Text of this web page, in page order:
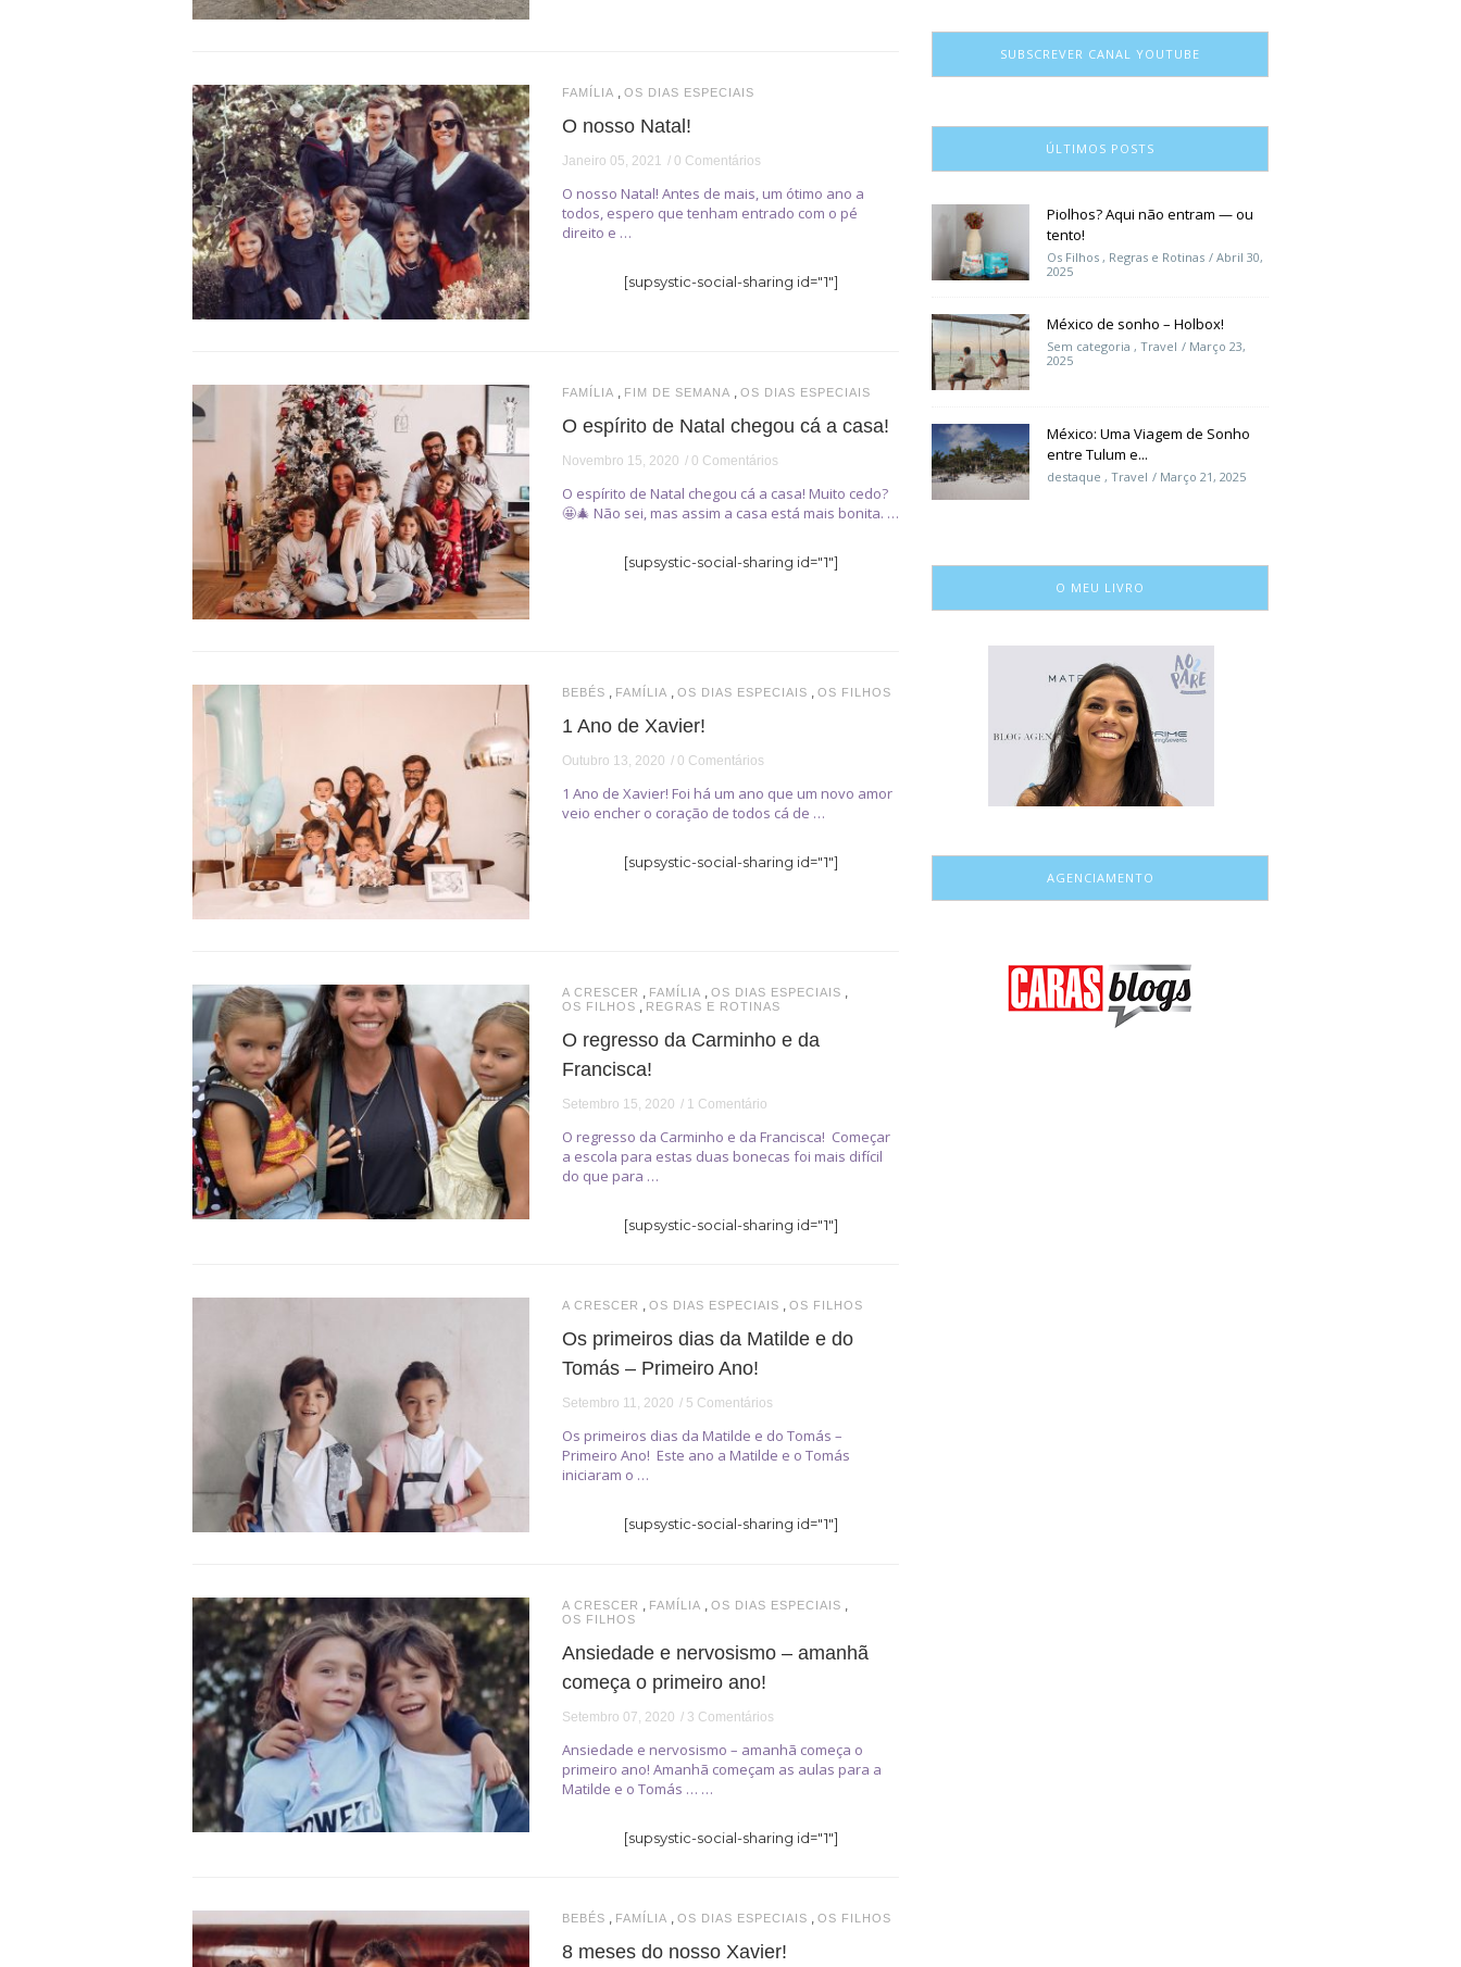
FAMÍLIA OS DIAS ESPECIAIS
O nosso Natal!
Janeiro 05, 2021 0 Comentários
O nosso Natal! Antes de mais, um ótimo ano a
todos, espero que tenham entrado com o pé
direito e …
[supsystic-social-sharing id="1"]
FAMÍLIA FIM DE SEMANA OS DIAS ESPECIAIS
O espírito de Natal chegou cá a casa!
Novembro 15, 2020 0 Comentários
O espírito de Natal chegou cá a casa! Muito cedo?
🤩🎄 Não sei, mas assim a casa está mais bonita. …
[supsystic-social-sharing id="1"]
BEBÉS FAMÍLIA OS DIAS ESPECIAIS OS FILHOS
1 Ano de Xavier!
Outubro 13, 2020 0 Comentários
1 Ano de Xavier! Foi há um ano que um novo amor
veio encher o coração de todos cá de …
[supsystic-social-sharing id="1"]
A CRESCER FAMÍLIA OS DIAS ESPECIAIS
OS FILHOS REGRAS E ROTINAS
O regresso da Carminho e da
Francisca!
Setembro 15, 2020 1 Comentário
O regresso da Carminho e da Francisca! Começar
a escola para estas duas bonecas foi mais difícil
do que para …
[supsystic-social-sharing id="1"]
A CRESCER OS DIAS ESPECIAIS OS FILHOS
Os primeiros dias da Matilde e do
Tomás – Primeiro Ano!
Setembro 11, 2020 5 Comentários
Os primeiros dias da Matilde e do Tomás –
Primeiro Ano! Este ano a Matilde e o Tomás
iniciaram o …
[supsystic-social-sharing id="1"]
A CRESCER FAMÍLIA OS DIAS ESPECIAIS
OS FILHOS
Ansiedade e nervosismo – amanhã
começa o primeiro ano!
Setembro 07, 2020 3 Comentários
Ansiedade e nervosismo – amanhã começa o
primeiro ano! Amanhã começam as aulas para a
Matilde e o Tomás … …
[supsystic-social-sharing id="1"]
BEBÉS FAMÍLIA OS DIAS ESPECIAIS OS FILHOS
8 meses do nosso Xavier!
SUBSCREVER CANAL YOUTUBE
ÚLTIMOS POSTS
Piolhos? Aqui não entram — ou
tento!
Os Filhos , Regras e Rotinas
Abril 30,
2025
México de sonho – Holbox!
Sem categoria , Travel
Março 23,
2025
México: Uma Viagem de Sonho
entre Tulum e...
destaque , Travel Março 21, 2025
O MEU LIVRO
AGENCIAMENTO